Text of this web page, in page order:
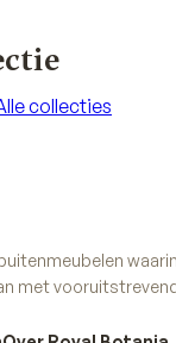
collecties
met